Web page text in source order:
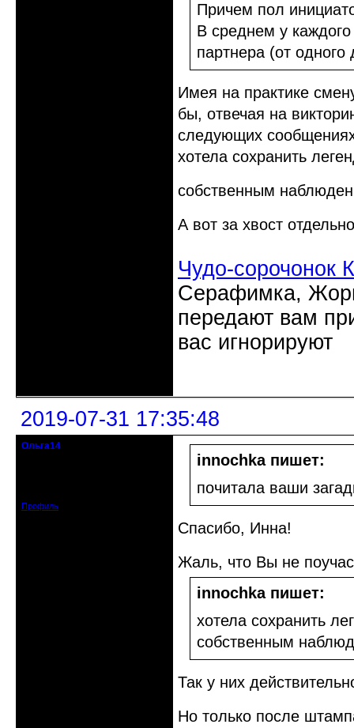
Причем пол
В среднем у
партнера (от одного
Имея на практике
бы, отвечая на
следующих
хотела сохранить
собственным
А вот за хвост
Чудо-сорочонок
Серафимка,
передают вам
вас игнорируют
2019-07-31 17:35:48
Ольга14
Профиль
innochka пишет:
почитала ваши
Спасибо, Инна!
Жаль, что Вы не
innochka пишет:
хотела сохранить
собственным
Так у них
Но только после